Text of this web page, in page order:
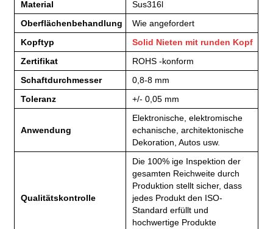
Material
Sus316l
Oberflächenbehandlung
Wie angefordert
Kopftyp
Solid Nieten mit runden Kopf
Zertifikat
ROHS -konform
Schaftdurchmesser
0,8-8 mm
Toleranz
+/- 0,05 mm
Anwendung
Elektronische, elektromische
echanische, architektonische
Dekoration, Autos usw.
Qualitätskontrolle
Die 100% ige Inspektion der
gesamten Reichweite durch
Produktion stellt sicher, dass
jedes Produkt den ISO-
Standard erfüllt und
hochwertige Produkte